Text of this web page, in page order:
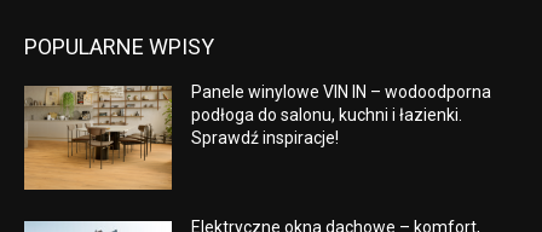
POPULARNE WPISY
Panele winylowe VIN IN – wodoodporna
podłoga do salonu, kuchni i łazienki.
Sprawdź inspiracje!
Elektryczne okna dachowe – komfort,